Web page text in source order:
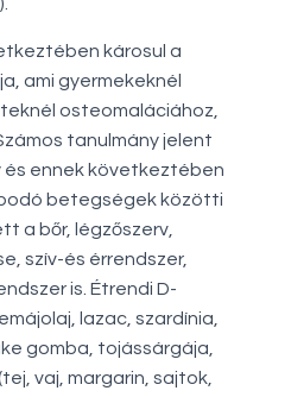
károsul a
ami gyermekeknél
osteomaláciához,
tanulmány jelent
és ennek következtében
betegségek közötti
a bőr, légzőszerv,
szív-és érrendszer,
is. Étrendi D-
lazac, szardínia,
gomba, tojássárgája,
vaj, margarin, sajtok,